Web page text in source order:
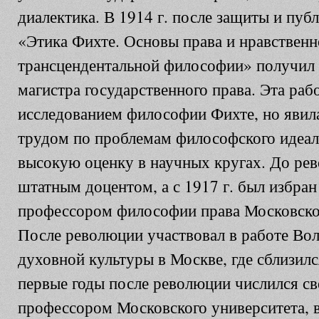
диалектика. В 1914 г. после защиты и
«Этика Фихте. Основы права и
трансцендентальной философии»
магистра государственного права. Эта
исследованием философии Фихте, но
трудом по проблемам философского
высокую оценку в научных кругах. До
штатным доцентом, а с 1917 г. был избран
профессором философии права
После революции участвовал в работе
духовной культуры в Москве, где
первые годы после революции числился
профессором Московского университета,